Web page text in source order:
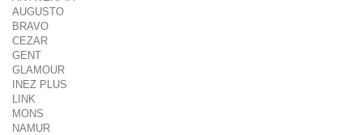
AUGUSTO
BRAVO
CEZAR
GENT
GLAMOUR
INEZ PLUS
LINK
MONS
NAMUR